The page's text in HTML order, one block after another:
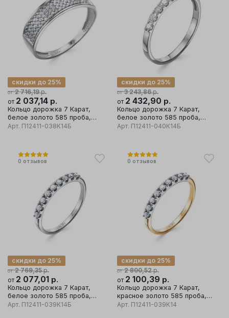
от 2 716,19р.
скидки до 25%
от 2 037,14 р.
Кольцо дорожка 7 Карат,
белое золото 585 проба,
вставка бриллиант
Арт. П12411-038К14Б
от 3 243,86р.
скидки до 25%
от 2 432,90 р.
Кольцо дорожка 7 Карат,
белое золото 585 проба,
вставка бриллиант
Арт. П12411-040К14Б
0 отзывов
от 2 769,35р.
скидки до 25%
от 2 077,01 р.
Кольцо дорожка 7 Карат,
белое золото 585 проба,
вставка бриллиант
Арт. П12411-039К14Б
0 отзывов
от 2 800,52р.
скидки до 25%
от 2 100,39 р.
Кольцо дорожка 7 Карат,
красное золото 585 проба,
вставка бриллиант
Арт. П12411-039К14